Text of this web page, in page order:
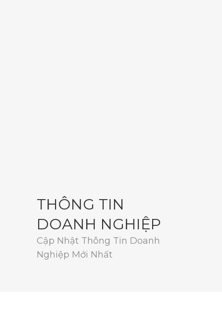
THÔNG TIN
DOANH NGHIỆP
Cập Nhật Thông Tin Doanh
Nghiệp Mới Nhất